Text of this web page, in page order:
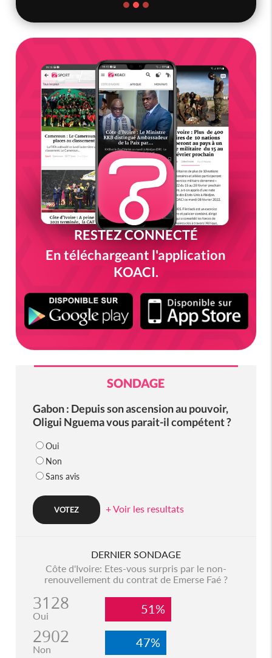
RESTEZ CONNECTÉ
En téléchargeant l'application
KOACI.
SONDAGE
Gabon : Depuis son ascension au pouvoir,
Oligui Nguema vous parait-il compétent ?
Oui
Non
Sans avis
+ Voir les resultats
DERNIER SONDAGE
Côte d'Ivoire: Etes-vous surpris par le non-
renouvellement du contrat de Emerse Faé ?
3128
Oui 51%
2902
Non 47%